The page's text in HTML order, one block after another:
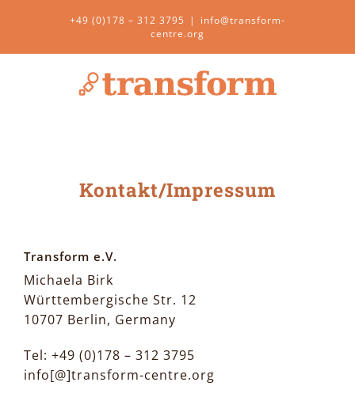
+49 (0)178 – 312 3795 |
info@transform-
centre.org
Kontakt/Impressum
Transform e.V.
Michaela Birk
Württembergische Str. 12
10707 Berlin, Germany
Tel: +49 (0)178 – 312 3795
info[@]transform-centre.org